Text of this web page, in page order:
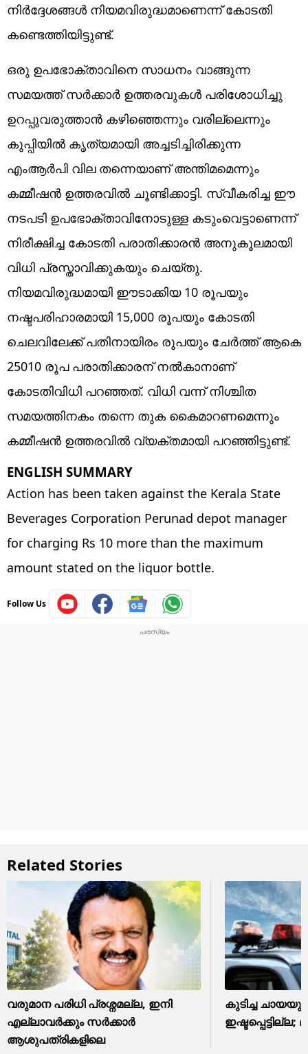
നിർദ്ദേശങ്ങൾ നിയമവിരുദ്ധമാണെന്ന് കോടതി
കണ്ടെത്തിയിട്ടുണ്ട്.
ഒരു ഉപഭോക്താവിനെ സാധനം വാങ്ങുന്ന
സമയത്ത് സർക്കാർ ഉത്തരവുകൾ പരിശോധിച്ചു
ഉറപ്പുവരുത്താൻ കഴിഞ്ഞെന്നും വരില്ലെന്നും
കുപ്പിയിൽ കൃത്യമായി അച്ചടിച്ചിരിക്കുന്ന
എംആർപി വില തന്നെയാണ് അന്തിമമെന്നും
കമ്മീഷൻ ഉത്തരവിൽ ചൂണ്ടിക്കാട്ടി. സ്വീകരിച്ച ഈ
നടപടി ഉപഭോക്താവിനോടുള്ള കടുംവെട്ടാണെന്ന്
നിരീക്ഷിച്ച കോടതി പരാതിക്കാരൻ അനുകൂലമായി
വിധി പ്രസ്താവിക്കുകയും ചെയ്തു.
നിയമവിരുദ്ധമായി ഈടാക്കിയ 10 രൂപയും
നഷ്ടപരിഹാരമായി 15,000 രൂപയും കോടതി
ചെലവിലേക്ക് പതിനായിരം രൂപയും ചേർത്ത് ആകെ
25010 രൂപ പരാതിക്കാരന് നൽകാനാണ്
കോടതിവിധി പറഞ്ഞത്. വിധി വന്ന് നിശ്ചിത
സമയത്തിനകം തന്നെ തുക കൈമാറണമെന്നും
കമ്മീഷൻ ഉത്തരവിൽ വ്യക്തമായി പറഞ്ഞിട്ടുണ്ട്.
ENGLISH SUMMARY
Action has been taken against the Kerala State
Beverages Corporation Perunad depot manager
for charging Rs 10 more than the maximum
amount stated on the liquor bottle.
Follow Us
Related Stories
വരുമാന പരിധി പ്രശ്നമല്ല, ഇനി
എല്ലാവർക്കും സർക്കാർ
ആശുപത്രികളിലെ
കുടിച്ച
ഇഷ്ടപ്പെട്ടില്ല;